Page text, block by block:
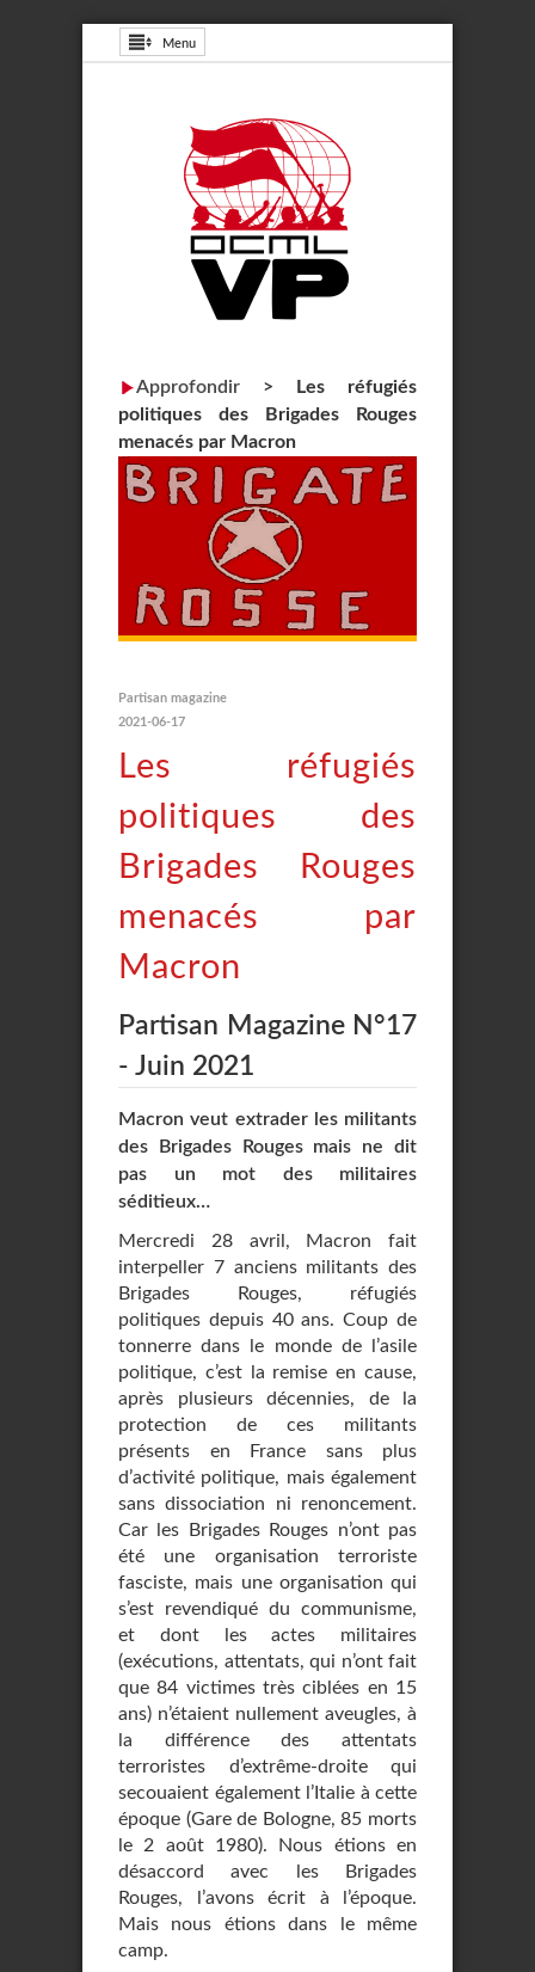
Menu
Approfondir >
Les réfugiés
politiques des Brigades Rouges
menacés par Macron
Partisan magazine
2021-06-17
Les réfugiés
politiques des
Brigades Rouges
menacés par
Macron
Partisan Magazine N°17
- Juin 2021
Macron veut extrader les militants
des Brigades Rouges mais ne dit
pas un mot des militaires
séditieux…
Mercredi 28 avril, Macron fait
interpeller 7 anciens militants des
Brigades Rouges, réfugiés
politiques depuis 40 ans. Coup de
tonnerre dans le monde de l’asile
politique, c’est la remise en cause,
après plusieurs décennies, de la
protection de ces militants
présents en France sans plus
d’activité politique, mais également
sans dissociation ni renoncement.
Car les Brigades Rouges n’ont pas
été une organisation terroriste
fasciste, mais une organisation qui
s’est revendiqué du communisme,
et dont les actes militaires
(exécutions, attentats, qui n’ont fait
que 84 victimes très ciblées en 15
ans) n’étaient nullement aveugles, à
la différence des attentats
terroristes d’extrême-droite qui
secouaient également l’Italie à cette
époque (Gare de Bologne, 85 morts
le 2 août 1980). Nous étions en
désaccord avec les Brigades
Rouges, l’avons écrit à l’époque.
Mais nous étions dans le même
camp.